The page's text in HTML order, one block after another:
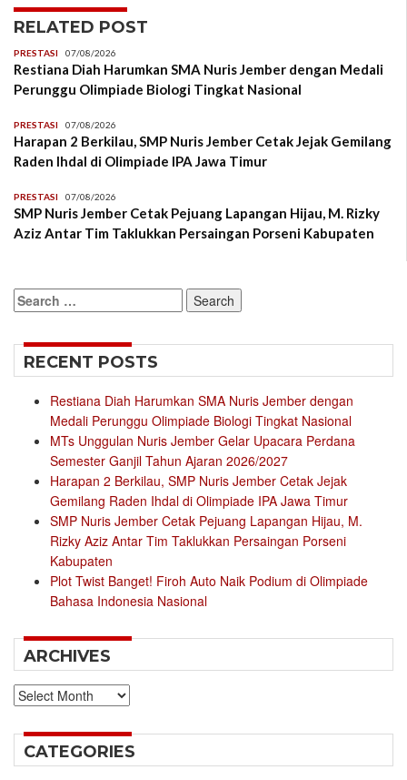
RELATED POST
PRESTASI 07/08/2026
Restiana Diah Harumkan SMA Nuris Jember dengan Medali
Perunggu Olimpiade Biologi Tingkat Nasional
PRESTASI 07/08/2026
Harapan 2 Berkilau, SMP Nuris Jember Cetak Jejak Gemilang
Raden Ihdal di Olimpiade IPA Jawa Timur
PRESTASI 07/08/2026
SMP Nuris Jember Cetak Pejuang Lapangan Hijau, M. Rizky
Aziz Antar Tim Taklukkan Persaingan Porseni Kabupaten
Search
for:
RECENT POSTS
Restiana Diah Harumkan SMA Nuris Jember dengan
Medali Perunggu Olimpiade Biologi Tingkat Nasional
MTs Unggulan Nuris Jember Gelar Upacara Perdana
Semester Ganjil Tahun Ajaran 2026/2027
Harapan 2 Berkilau, SMP Nuris Jember Cetak Jejak
Gemilang Raden Ihdal di Olimpiade IPA Jawa Timur
SMP Nuris Jember Cetak Pejuang Lapangan Hijau, M.
Rizky Aziz Antar Tim Taklukkan Persaingan Porseni
Kabupaten
Plot Twist Banget! Firoh Auto Naik Podium di Olimpiade
Bahasa Indonesia Nasional
ARCHIVES
Archives
CATEGORIES